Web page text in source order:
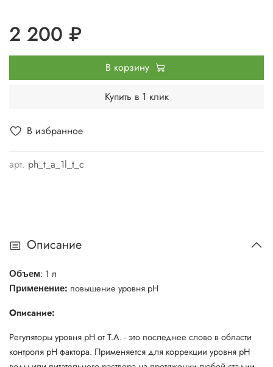
В избранное
арт. ph_t_a_1l_t_c
2 200 ₽
В корзину
Купить в 1 клик
Описание
Объем: 1 л
Применение: повышение уровня pH
Описание:
Регуляторы уровня рН от T.A. - это последнее слово в области
контроля рН фактора. Применяется для коррекции уровня рН